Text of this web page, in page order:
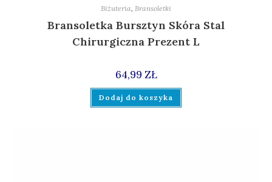
Biżuteria Bransoletki
Bransoletka Bursztyn Skóra Stal
Chirurgiczna Prezent L
64,99 ZŁ
Dodaj do koszyka